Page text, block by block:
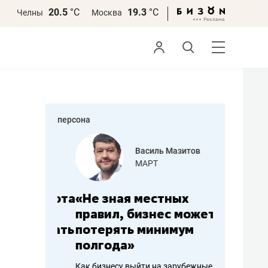
Челны 20.5 °С Москва 19.3 °С
персона
работа
Василь Мазитов
МАРТ
«Не зная местных
правил, бизнес может
потерять минимум
полгода»